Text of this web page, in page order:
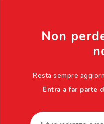
Non
Resta sempre
Entra a far parte